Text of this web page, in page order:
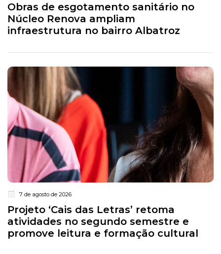
Obras de esgotamento sanitário no
Núcleo Renova ampliam
infraestrutura no bairro Albatroz
7 de agosto de 2026
Projeto ‘Cais das Letras’ retoma
atividades no segundo semestre e
promove leitura e formação cultural